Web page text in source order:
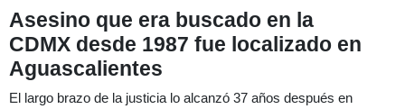
Asesino que era buscado en la
CDMX desde 1987 fue localizado en
Aguascalientes
El largo brazo de la justicia lo alcanzó 37 años después en